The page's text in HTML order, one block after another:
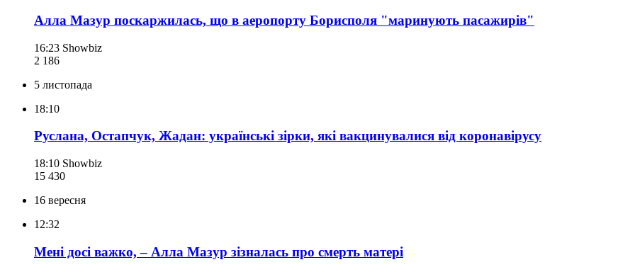
Алла Мазур поскаржилась, що в аеропорту Борисполя "маринують пасажирів"
16:23 Showbiz
2 186
5 листопада
18:10
Руслана, Остапчук, Жадан: українські зірки, які вакцинувалися від коронавірусу
18:10 Showbiz
15 430
16 вересня
12:32
Мені досі важко, – Алла Мазур зізналась про смерть матері